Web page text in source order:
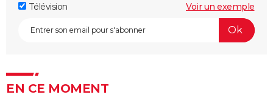
Télévision
Voir un exemple
EN CE MOMENT